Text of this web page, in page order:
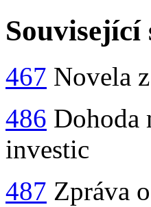
467 Novela
486 Dohoda
investic
487 Zpráva